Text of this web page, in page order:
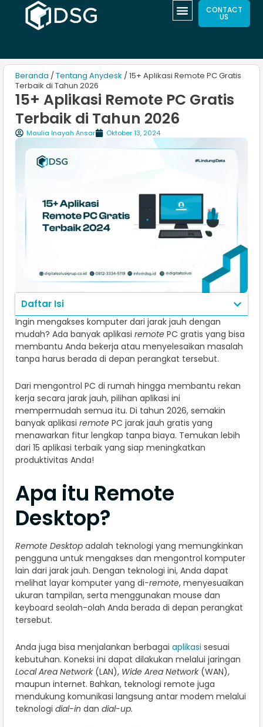
CONTACT
US
Beranda / Tentang Anydesk / 15+ Aplikasi Remote PC Gratis
Terbaik di Tahun 2026
15+ Aplikasi Remote PC Gratis
Terbaik di Tahun 2026
Maulia Inayah Ansar Oktober 13, 2024
Daftar Isi
Ingin mengakses komputer dari jarak jauh dengan
mudah? Ada banyak aplikasi remote PC gratis yang bisa
membantu Anda bekerja atau menyelesaikan masalah
tanpa harus berada di depan perangkat tersebut.
Dari mengontrol PC di rumah hingga membantu rekan
kerja secara jarak jauh, pilihan aplikasi ini
mempermudah semua itu. Di tahun 2026, semakin
banyak aplikasi remote PC jarak jauh gratis yang
menawarkan fitur lengkap tanpa biaya. Temukan lebih
dari 15 aplikasi terbaik yang siap meningkatkan
produktivitas Anda!
Apa itu Remote
Desktop?
Remote Desktop adalah teknologi yang memungkinkan
pengguna untuk mengakses dan mengontrol komputer
lain dari jarak jauh. Dengan teknologi ini, Anda dapat
melihat layar komputer yang di-remote, menyesuaikan
ukuran tampilan, serta menggunakan mouse dan
keyboard seolah-olah Anda berada di depan perangkat
tersebut.
Anda juga bisa menjalankan berbagai aplikasi sesuai
kebutuhan. Koneksi ini dapat dilakukan melalui jaringan
Local Area Network (LAN), Wide Area Network (WAN),
maupun internet. Bahkan, teknologi remote juga
mendukung komunikasi langsung antar modem melalui
teknologi dial-in dan dial-up.